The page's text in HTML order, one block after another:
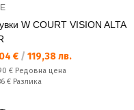
W COURT VISION ALTA
цена:
€ / 119,38 лв.
цена:
€ Редовна цена
€ Разлика